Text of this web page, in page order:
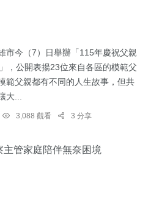
市今（7）日舉辦「115年慶祝父親
，公開表揚23位來自各區的模範父
範父親都有不同的人生故事，但共
大...
3,088 觀看 3 分享